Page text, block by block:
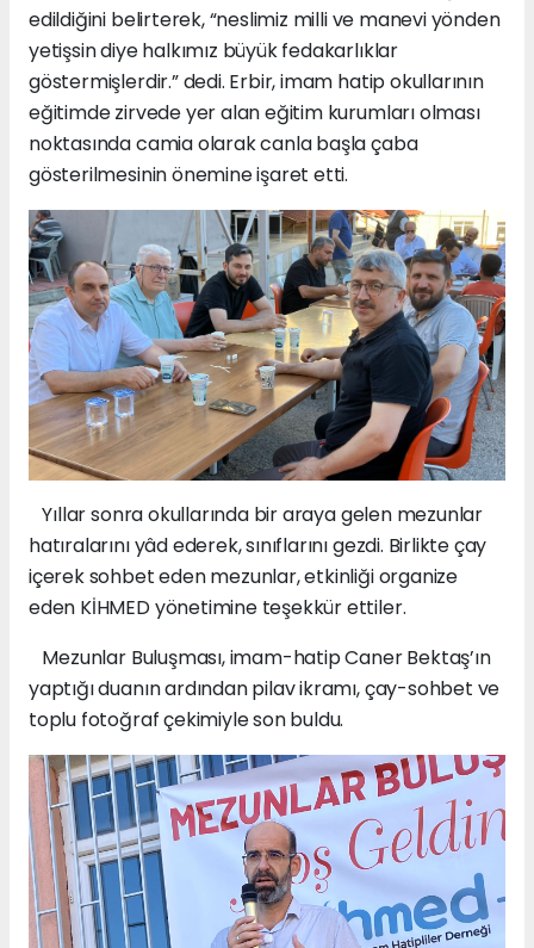
edildiğini belirterek, “neslimiz milli ve manevi yönden
yetişsin diye halkımız büyük fedakarlıklar
göstermişlerdir.” dedi. Erbir, imam hatip okullarının
eğitimde zirvede yer alan eğitim kurumları olması
noktasında camia olarak canla başla çaba
gösterilmesinin önemine işaret etti.
Yıllar sonra okullarında bir araya gelen mezunlar
hatıralarını yâd ederek, sınıflarını gezdi. Birlikte çay
içerek sohbet eden mezunlar, etkinliği organize
eden KİHMED yönetimine teşekkür ettiler.
Mezunlar Buluşması, imam-hatip Caner Bektaş’ın
yaptığı duanın ardından pilav ikramı, çay-sohbet ve
toplu fotoğraf çekimiyle son buldu.